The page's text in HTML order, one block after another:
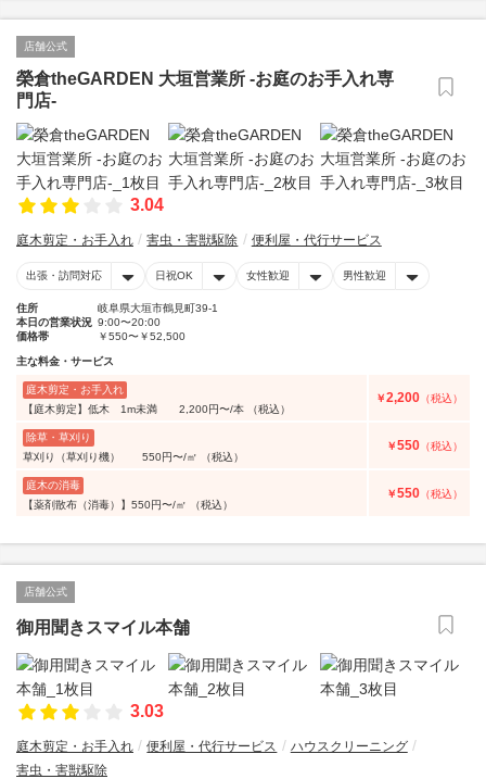
店舗公式
榮倉theGARDEN 大垣営業所 -お庭のお手入れ専
門店-
3.04
庭木剪定・お手入れ 害虫・害獣駆除 便利屋・代行サービス
出張・訪問対応 日祝OK 女性歓迎 男性歓迎
住所
岐阜県大垣市鶴見町39-1
本日の営業状況 9:00〜20:00
価格帯
￥550〜￥52,500
主な料金・サービス
庭木剪定・お手入れ
【庭木剪定】低木 1m未満 2,200円〜/本 （税込）
￥2,200 （税込）
除草・草刈り
草刈り（草刈り機） 550円〜/㎡ （税込）
￥550 （税込）
庭木の消毒
【薬剤散布（消毒）】550円〜/㎡ （税込）
￥550 （税込）
店舗公式
御用聞きスマイル本舗
3.03
庭木剪定・お手入れ 便利屋・代行サービス
ハウスクリーニング
害虫・害獣駆除